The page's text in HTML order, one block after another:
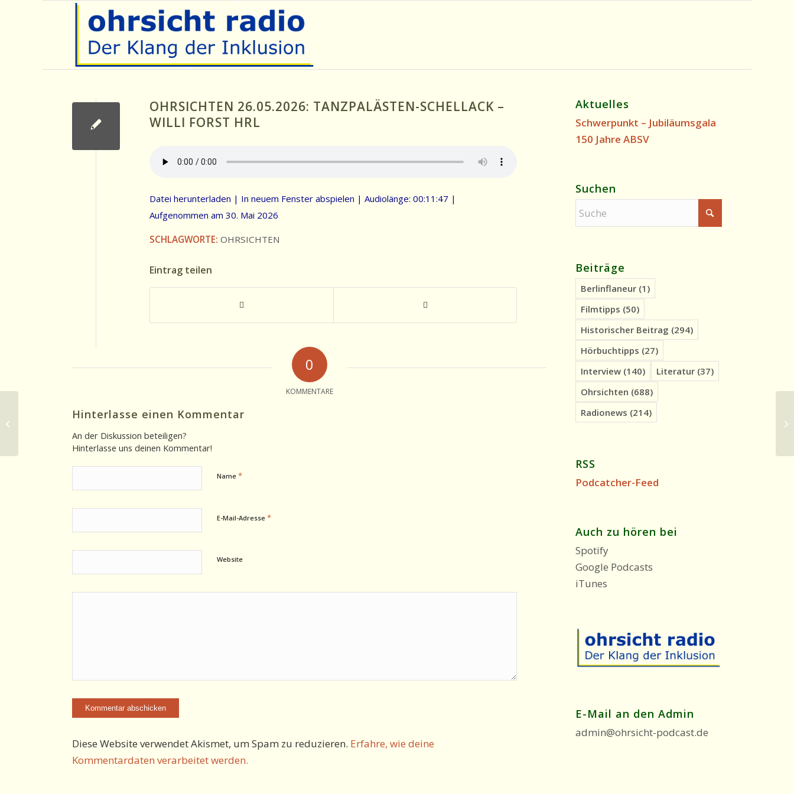
OHRSICHTEN 26.05.2026: TANZPALÄSTEN-SCHELLACK –
WILLI FORST HRL
Datei herunterladen | In neuem Fenster abspielen | Audiolänge: 00:11:47 |
Aufgenommen am 30. Mai 2026
SCHLAGWORTE: OHRSICHTEN
Eintrag teilen
0
KOMMENTARE
Hinterlasse einen Kommentar
An der Diskussion beteiligen?
Hinterlasse uns deinen Kommentar!
Name *
E-Mail-Adresse *
Website
Diese Website verwendet Akismet, um Spam zu reduzieren. Erfahre, wie deine
Kommentardaten verarbeitet werden.
Aktuelles
Schwerpunkt – Jubiläumsgala
150 Jahre ABSV
Suchen
Beiträge
Berlinflaneur (1)
Filmtipps (50)
Historischer Beitrag (294)
Hörbuchtipps (27)
Interview (140) Literatur (37)
Ohrsichten (688)
Radionews (214)
RSS
Podcatcher-Feed
Auch zu hören bei
Spotify
Google Podcasts
iTunes
E-Mail an den Admin
admin@ohrsicht-podcast.de
Ohrsichten 26.05.2026: Mythos